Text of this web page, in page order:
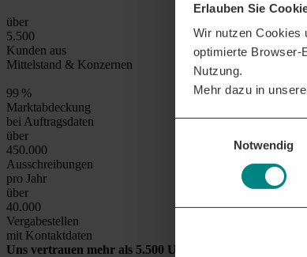
Erlauben Sie
Wir nutzen Cookies
optimierte Browser-
Nutzung.
Mehr dazu in
Notwendig
über
5.500
Kunden aus
Mittelstand & Konzernen
99 %
Marktabdeckung
bei Auftragsdaten
über
450.000
Ausschreibungen
pro Jahr
über
40.000
Vergabestellen
mit Kontaktdaten
Uns vertrauen mehr als 5.500 Unternehmen